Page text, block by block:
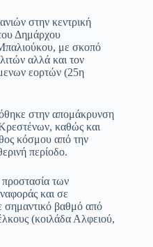
στην κεντρική
Δημάρχου
με σκοπό
αλλά και τον
εορτών (25η
στην απομάκρυνση
καθώς και
κόσμου από την
περίοδο.
των
και σε
σημαντικό βαθμό από
(κοιλάδα Αλφειού,